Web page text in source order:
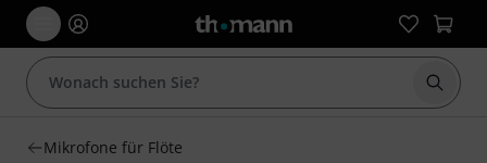
Suche
Mikrofone für Flöte